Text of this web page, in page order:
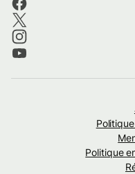
Politique